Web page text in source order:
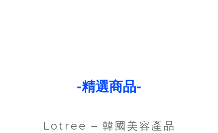
-精選商品-
Lotree – 韓國美容產品